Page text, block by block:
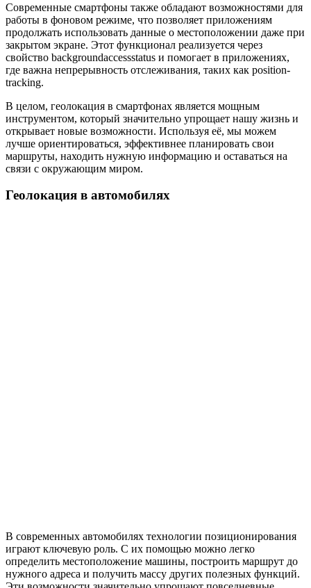
Современные смартфоны также обладают возможностями для
работы в фоновом режиме, что позволяет приложениям
продолжать использовать данные о местоположении даже при
закрытом экране. Этот функционал реализуется через
свойство backgroundaccessstatus и помогает в приложениях,
где важна непрерывность отслеживания, таких как position-
tracking.
В целом, геолокация в смартфонах является мощным
инструментом, который значительно упрощает нашу жизнь и
открывает новые возможности. Используя её, мы можем
лучше ориентироваться, эффективнее планировать свои
маршруты, находить нужную информацию и оставаться на
связи с окружающим миром.
Геолокация в автомобилях
В современных автомобилях технологии позиционирования
играют ключевую роль. С их помощью можно легко
определить местоположение машины, построить маршрут до
нужного адреса и получить массу других полезных функций.